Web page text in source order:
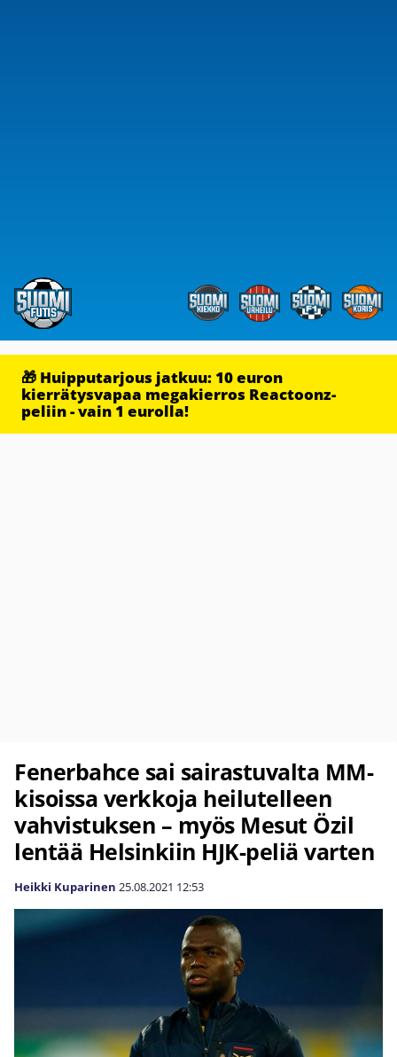
🎁 Huipputarjous jatkuu: 10 euron
kierrätysvapaa megakierros Reactoonz-
peliin - vain 1 eurolla!
Fenerbahce sai sairastuvalta MM-
kisoissa verkkoja heilutelleen
vahvistuksen – myös Mesut Özil
lentää Helsinkiin HJK-peliä varten
Heikki Kuparinen 25.08.2021 12:53